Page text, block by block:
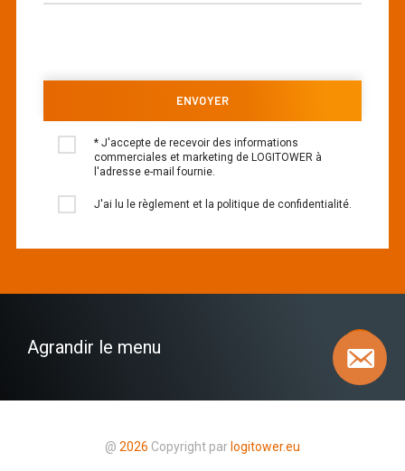
* J'accepte de recevoir des informations
commerciales et marketing de LOGITOWER à
l'adresse e-mail fournie.
J'ai lu le règlement et la politique de confidentialité.
Agrandir le menu
@ 2026 Copyright par logitower.eu